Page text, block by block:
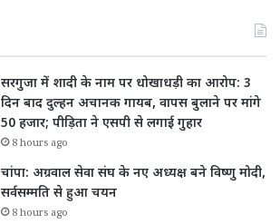
सरगुजा में शादी के नाम पर धोखाधड़ी का आरोप: 3
दिन बाद दुल्हन अचानक गायब, वापस बुलाने पर मांगे
50 हजार; पीड़िता ने एसपी से लगाई गुहार
8 hours ago
चांपा: अग्रवाल सेवा संघ के नए अध्यक्ष बने विष्णु मोदी,
सर्वसम्मति से हुआ चयन
8 hours ago